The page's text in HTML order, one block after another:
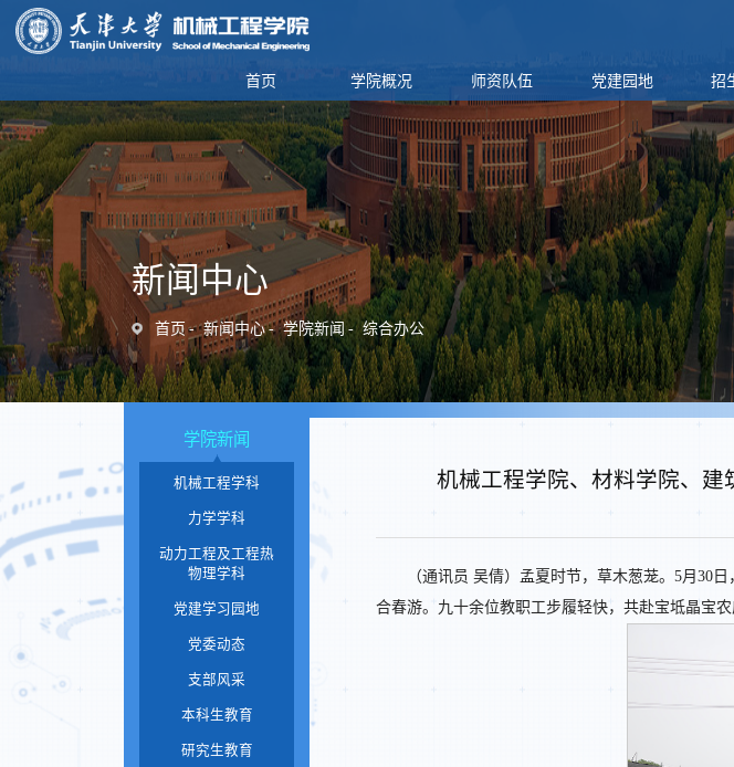
首页 学院概况 师资队伍 党建园地 招
新闻中心
首页 新闻中心 学院新闻 综合办公
机械工程学院、材料学院、建
（通讯员 吴倩）孟夏时节，草木葱茏。5月30
合春游。九十余位教职工步履轻快，共赴宝坻晶宝
学院新闻
机械工程学科
力学学科
动力工程及工程热
物理学科
党建学习园地
党委动态
支部风采
本科生教育
研究生教育